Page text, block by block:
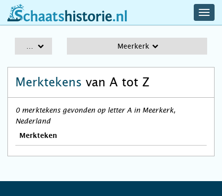
schaatshistorie.nl
Meerkerk
Merktekens van A tot Z
0 merktekens gevonden op letter A in Meerkerk,
Nederland
Merkteken